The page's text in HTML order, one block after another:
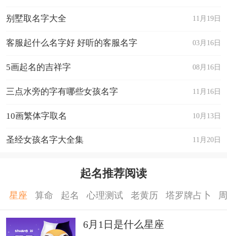
11月19日
别墅取名字大全
03月16日
客服起什么名字好 好听的客服名字
08月16日
5画起名的吉祥字
11月16日
三点水旁的字有哪些女孩名字
10月13日
10画繁体字取名
11月20日
圣经女孩名字大全集
起名推荐阅读
星座 算命 起名 心理测试 老黄历 塔罗牌占卜
6月1日是什么星座